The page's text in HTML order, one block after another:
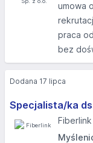
umowa
praca
bez
Specjalista/ka
Fiberlink
Dodana 17 lipca